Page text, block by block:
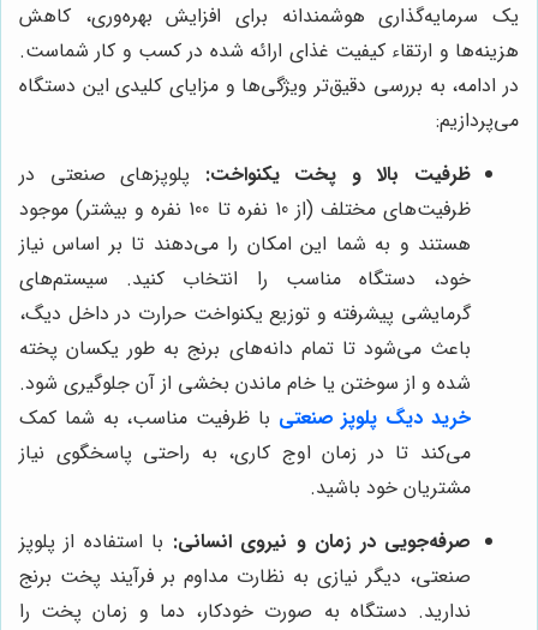
یک سرمایه‌گذاری هوشمندانه برای افزایش بهره‌وری، کاهش
هزینه‌ها و ارتقاء کیفیت غذای ارائه شده در کسب و کار شماست.
در ادامه، به بررسی دقیق‌تر ویژگی‌ها و مزایای کلیدی این دستگاه
می‌پردازیم:
ظرفیت بالا و پخت یکنواخت: پلوپزهای صنعتی در
ظرفیت‌های مختلف (از 10 نفره تا 100 نفره و بیشتر) موجود
هستند و به شما این امکان را می‌دهند تا بر اساس نیاز
خود، دستگاه مناسب را انتخاب کنید. سیستم‌های
گرمایشی پیشرفته و توزیع یکنواخت حرارت در داخل دیگ،
باعث می‌شود تا تمام دانه‌های برنج به طور یکسان پخته
شده و از سوختن یا خام ماندن بخشی از آن جلوگیری شود.
خرید دیگ پلوپز صنعتی با ظرفیت مناسب، به شما کمک
می‌کند تا در زمان اوج کاری، به راحتی پاسخگوی نیاز
مشتریان خود باشید.
صرفه‌جویی در زمان و نیروی انسانی: با استفاده از پلوپز
صنعتی، دیگر نیازی به نظارت مداوم بر فرآیند پخت برنج
ندارید. دستگاه به صورت خودکار، دما و زمان پخت را